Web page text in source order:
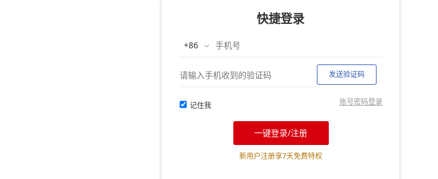
快捷登录
发送验证码
记住我 账号密码登录
一键登录/注册
新用户注册享7天免费特权